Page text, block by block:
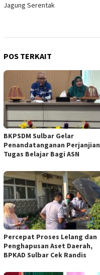
Jagung Serentak
POS TERKAIT
BKPSDM Sulbar Gelar
Penandatanganan Perjanjian
Tugas Belajar Bagi ASN
Percepat Proses Lelang dan
Penghapusan Aset Daerah,
BPKAD Sulbar Cek Randis